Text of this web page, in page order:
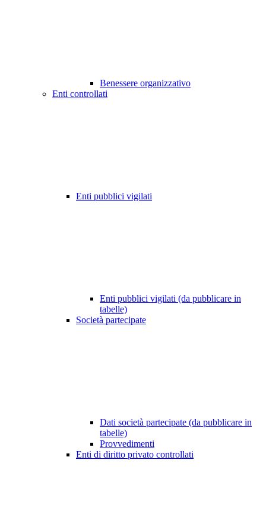
Benessere organizzativo
Enti controllati
Enti pubblici vigilati
Enti pubblici vigilati (da pubblicare in
tabelle)
Società partecipate
Dati società partecipate (da pubblicare in
tabelle)
Provvedimenti
Enti di diritto privato controllati